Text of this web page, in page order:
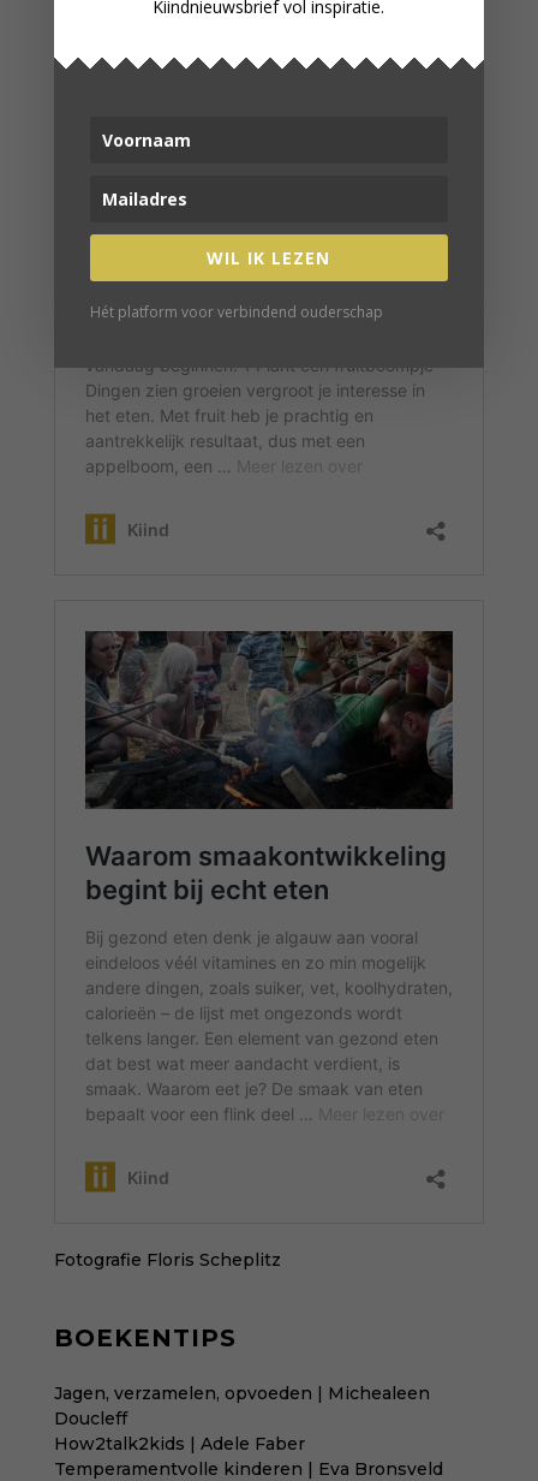
Fotografie Floris Scheplitz
BOEKENTIPS
Jagen, verzamelen, opvoeden | Michealeen
Doucleff
How2talk2kids | Adele Faber
Temperamentvolle kinderen | Eva Bronsveld
Kiindnieuwsbrief vol inspiratie.
WIL IK LEZEN
Hét platform voor verbindend ouderschap